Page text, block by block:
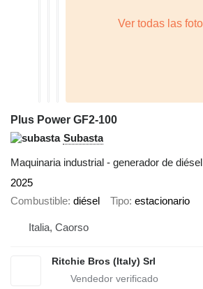
Plus Power GF2-100
Subasta
Maquinaria industrial - generador de diésel
2025
Combustible diésel Tipo estacionario
Italia, Caorso
Ritchie Bros (Italy) Srl